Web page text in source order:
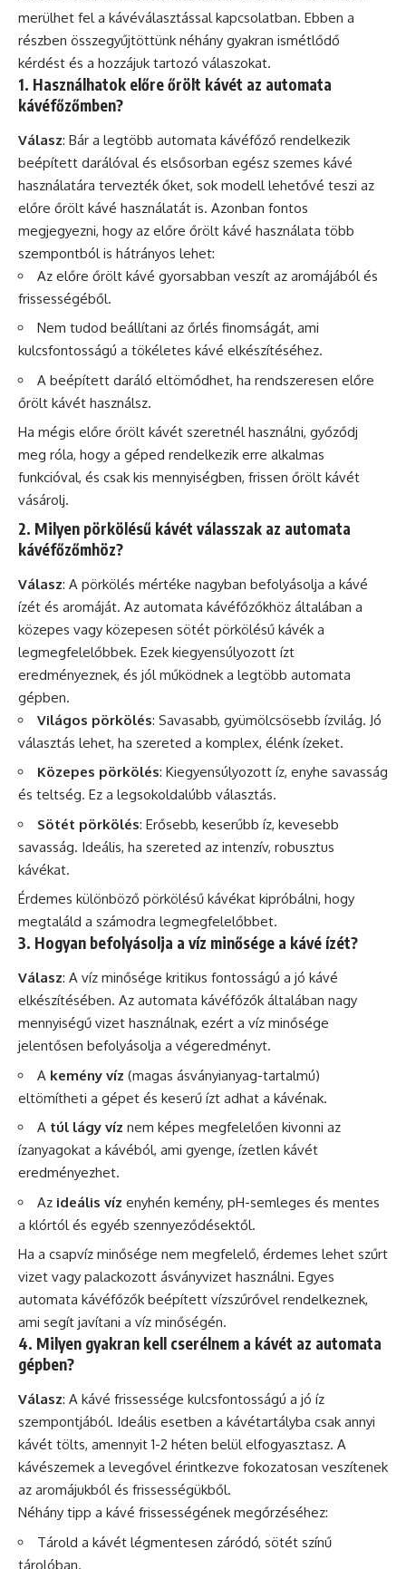
merülhet fel a kávéválasztással kapcsolatban. Ebben a
részben összegyűjtöttünk néhány gyakran ismétlődő
kérdést és a hozzájuk tartozó válaszokat.
1. Használhatok előre őrölt kávét az automata
kávéfőzőmben?
Válasz: Bár a legtöbb automata kávéfőző rendelkezik
beépített darálóval és elsősorban egész szemes kávé
használatára tervezték őket, sok modell lehetővé teszi az
előre őrölt kávé használatát is. Azonban fontos
megjegyezni, hogy az előre őrölt kávé használata több
szempontból is hátrányos lehet:
Az előre őrölt kávé gyorsabban veszít az aromájából és
frissességéből.
Nem tudod beállítani az őrlés finomságát, ami
kulcsfontosságú a tökéletes kávé elkészítéséhez.
A beépített daráló eltömődhet, ha rendszeresen előre
őrölt kávét használsz.
Ha mégis előre őrölt kávét szeretnél használni, győződj
meg róla, hogy a géped rendelkezik erre alkalmas
funkcióval, és csak kis mennyiségben, frissen őrölt kávét
vásárolj.
2. Milyen pörkölésű kávét válasszak az automata
kávéfőzőmhöz?
Válasz: A pörkölés mértéke nagyban befolyásolja a kávé
ízét és aromáját. Az automata kávéfőzőkhöz általában a
közepes vagy közepesen sötét pörkölésű kávék a
legmegfelelőbbek. Ezek kiegyensúlyozott ízt
eredményeznek, és jól működnek a legtöbb automata
gépben.
Világos pörkölés: Savasabb, gyümölcsösebb ízvilág. Jó
választás lehet, ha szereted a komplex, élénk ízeket.
Közepes pörkölés: Kiegyensúlyozott íz, enyhe savasság
és teltség. Ez a legsokoldalúbb választás.
Sötét pörkölés: Erősebb, keserűbb íz, kevesebb
savasság. Ideális, ha szereted az intenzív, robusztus
kávékat.
Érdemes különböző pörkölésű kávékat kipróbálni, hogy
megtaláld a számodra legmegfelelőbbet.
3. Hogyan befolyásolja a víz minősége a kávé ízét?
Válasz: A víz minősége kritikus fontosságú a jó kávé
elkészítésében. Az automata kávéfőzők általában nagy
mennyiségű vizet használnak, ezért a víz minősége
jelentősen befolyásolja a végeredményt.
A kemény víz (magas ásványianyag-tartalmú)
eltömítheti a gépet és keserű ízt adhat a kávénak.
A túl lágy víz nem képes megfelelően kivonni az
ízanyagokat a kávéból, ami gyenge, ízetlen kávét
eredményezhet.
Az ideális víz enyhén kemény, pH-semleges és mentes
a klórtól és egyéb szennyeződésektől.
Ha a csapvíz minősége nem megfelelő, érdemes lehet szűrt
vizet vagy palackozott ásványvizet használni. Egyes
automata kávéfőzők beépített vízszűrővel rendelkeznek,
ami segít javítani a víz minőségén.
4. Milyen gyakran kell cserélnem a kávét az automata
gépben?
Válasz: A kávé frissessége kulcsfontosságú a jó íz
szempontjából. Ideális esetben a kávétartályba csak annyi
kávét tölts, amennyit 1-2 héten belül elfogyasztasz. A
kávészemek a levegővel érintkezve fokozatosan veszítenek
az aromájukból és frissességükből.
Néhány tipp a kávé frissességének megőrzéséhez:
Tárold a kávét légmentesen záródó, sötét színű
tárolóban.